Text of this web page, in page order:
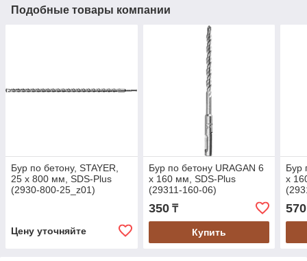
Подобные товары компании
Бур по бетону, STAYER,
25 x 800 мм, SDS-Plus
(2930-800-25_z01)
Цену уточняйте
Бур по бетону URAGAN 6
x 160 мм, SDS-Plus
(29311-160-06)
350₸
Купить
Бур
x
570